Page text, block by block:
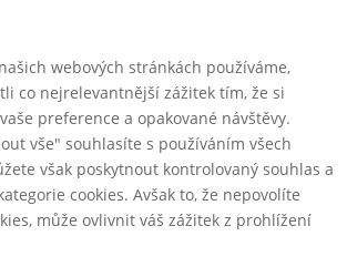
webových stránkách používáme,
co nejrelevantnější zážitek tím, že si
preference a opakované návštěvy.
vše" souhlasíte s používáním všech
však poskytnout kontrolovaný souhlas a
cookies. Avšak to, že nepovolíte
může ovlivnit váš zážitek z prohlížení